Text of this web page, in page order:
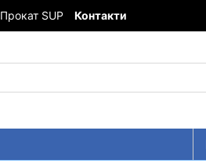
Прокат SUP Контакти